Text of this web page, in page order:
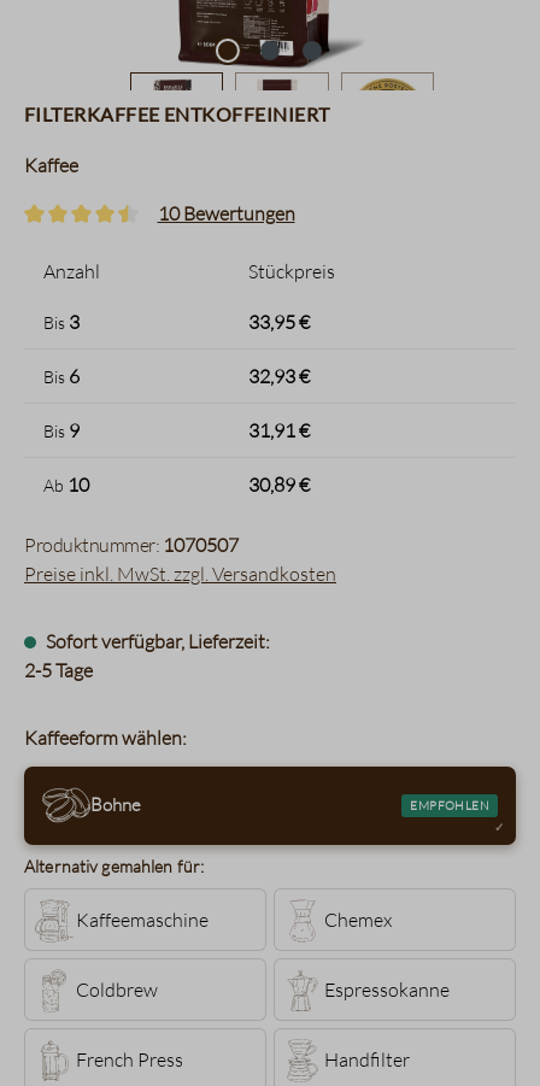
Filterkaffee entkoffeiniert
Kaffee
10 Bewertungen
Anzahl Stückpreis
Bis 3 33,95 €
Bis 6 32,93 €
Bis 9 31,91 €
Ab 10 30,89 €
Produktnummer: 1070507
Preise inkl. MwSt. zzgl. Versandkosten
Sofort verfügbar, Lieferzeit:
2-5 Tage
Kaffeeform wählen:
Bohne EMPFOHLEN
Alternativ gemahlen für:
Kaffeemaschine Chemex
Coldbrew Espressokanne
French Press Handfilter